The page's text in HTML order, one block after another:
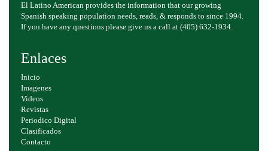
El Latino American provides the information that our growing
Spanish speaking population needs, reads, & responds to since 1994.
If you have any questions please give us a call at (405) 632-1934.
Enlaces
Inicio
Imagenes
Videos
Revistas
Periodico Digital
Clasificados
Contacto